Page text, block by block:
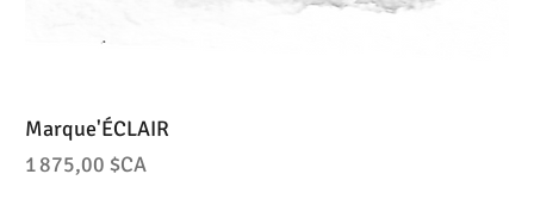
Marque'ÉCLAIR
Prix
1 875,00 $CA